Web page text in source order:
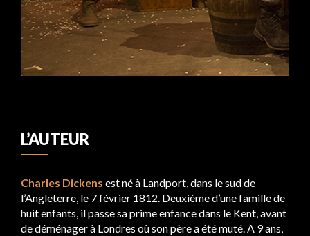
L’AUTEUR
Charles Dickens est né à Landport, dans le sud de
l’Angleterre, le 7 février 1812. Deuxième d’une famille de
huit enfants, il passe sa prime enfance dans le Kent, avant
de déménager à Londres où son père a été muté. A 9 ans,